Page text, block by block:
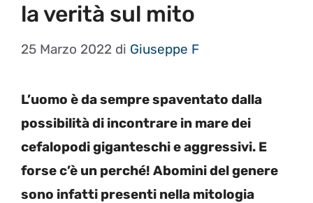
la verità sul mito
25 Marzo 2022 di Giuseppe F
L’uomo è da sempre spaventato dalla
possibilità di incontrare in mare dei
cefalopodi giganteschi e aggressivi. E
forse c’è un perché! Abomini del genere
sono infatti presenti nella mitologia